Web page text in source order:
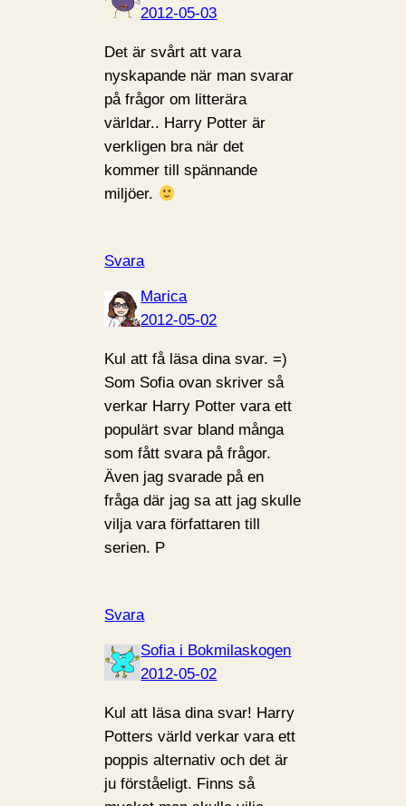
2012-05-03
Det är svårt att vara
nyskapande när man svarar
på frågor om litterära
världar.. Harry Potter är
verkligen bra när det
kommer till spännande
miljöer.
Svara
Marica
2012-05-02
Kul att få läsa dina svar. =)
Som Sofia ovan skriver så
verkar Harry Potter vara ett
populärt svar bland många
som fått svara på frågor.
Även jag svarade på en
fråga där jag sa att jag skulle
vilja vara författaren till
serien. P
Svara
Sofia i Bokmilaskogen
2012-05-02
Kul att läsa dina svar! Harry
Potters värld verkar vara ett
poppis alternativ och det är
ju förståeligt. Finns så